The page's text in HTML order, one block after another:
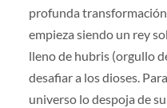
profunda
empieza siendo un rey
lleno de hubris (orgullo
desafiar a los dioses.
universo lo despoja de